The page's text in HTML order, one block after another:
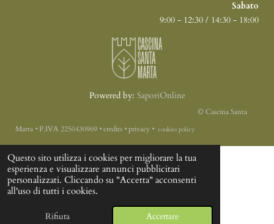
Questo sito utilizza i cookies per migliorare la tua
esperienza e visualizzare annunci pubblicitari
personalizzati. Cliccando su "Accetta" acconsenti
all'uso di tutti i cookies.
Rifiuta Accettare
Sabato
9:00 - 12:30 / 14:30 - 18:00
Powered by: SaporiOnline
© Cascina Santa
Marta ‭•P.IVA 2250430969 ‭•credits ‭•privacy ‭• cookies policy